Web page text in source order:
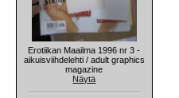
Erotiikan Maailma 1996 nr 3 -
aikuisviihdelehti / adult graphics
magazine
Näytä